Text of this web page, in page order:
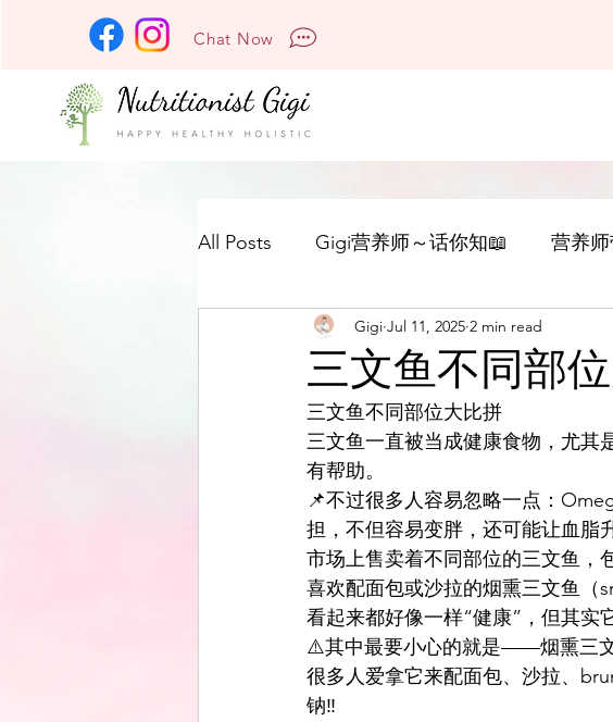
Chat Now
All Posts Gigi营养师～话你知📖 营养
三文鱼不同部
Gigi Jul 11, 2025 2 min read
三文鱼不同部位大比拼
三文鱼一直被当成健康食物，尤其
有帮助。
📌不过很多人容易忽略一点：
担，不但容易变胖，还可能让血脂
市场上售卖着不同部位的三文鱼，
喜欢配面包或沙拉的烟熏三文鱼（
看起来都好像一样“健康”，但其实
⚠️其中最要小心的就是——烟熏三
很多人爱拿它来配面包、沙拉、
钠‼️